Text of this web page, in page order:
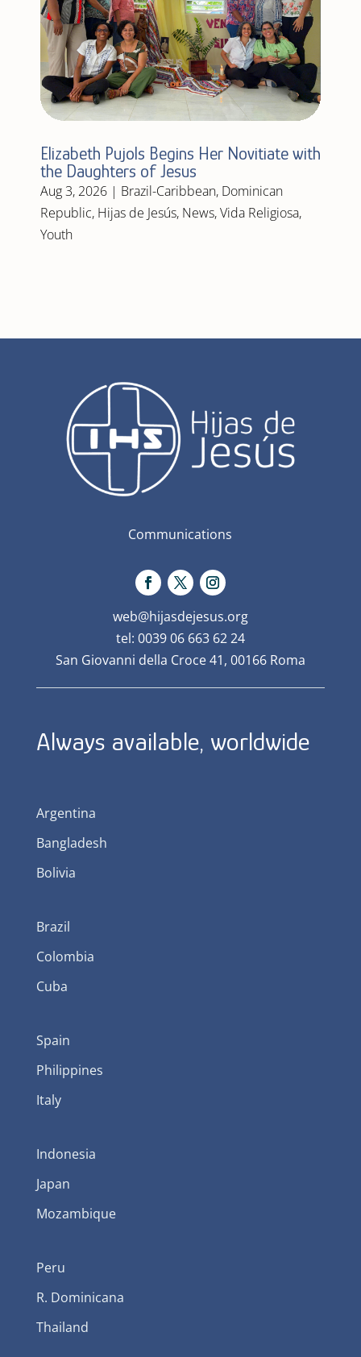
Elizabeth Pujols Begins Her Novitiate with
the Daughters of Jesus
Aug 3, 2026| Brazil-Caribbean, Dominican
Republic, Hijas de Jesús, News,Vida Religiosa,
Youth
Communications
web@hijasdejesus.org
tel: 0039 06 663 62 24
San Giovanni della Croce 41, 00166 Roma
Always available, worldwide
Argentina
Bangladesh
Bolivia
Brazil
Colombia
Cuba
Spain
Philippines
Italy
Indonesia
Japan
Mozambique
Peru
R. Dominicana
Thailand